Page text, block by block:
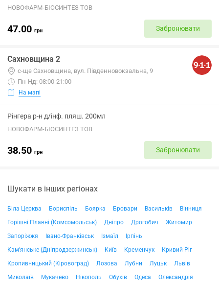
НОВОФАРМ-БІОСИНТЕЗ ТОВ
47.00 грн Забронювати
Сахновщина 2
с-ще Сахновщина, вул. Південновокзальна, 9
Пн-Нд: 08:00-21:00
На мапі
Рінгера р-н д/інф. пляш. 200мл
НОВОФАРМ-БІОСИНТЕЗ ТОВ
38.50 грн Забронювати
Шукати в інших регіонах
Біла Церква Бориспіль Боярка Бровари Васильків
Вінниця
Горішні Плавні (Комсомольськ)
Дніпро Дрогобич
Житомир
Запоріжжя
Івано-Франківськ Ізмаїл
Ірпінь
Кам'янське (Дніпродзержинськ)
Київ Кременчук
Кривий Ріг
Кропивницький (Кіровоград)
Лозова Лубни Луцьк
Львів
Миколаїв
Мукачево Нікополь Обухів Одеса
Олександрія